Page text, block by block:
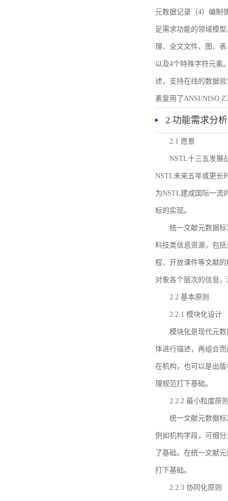
元数据记录（4）编制
足需求功能的领域模
理、全文文件、图、
以及4个特殊字符元素
述，支持在线的数据
素复用了ANSI/NISO
2 功能需求分析
2.1 愿景
NSTL十三五发展
NSTL未来五年或更长
为NSTL建成国际一流
标的实现。
统一文献元数据
科技类信息资源，包
程、开放课件等文献
对象各个层次的信息
2.2 基本原则
2.2.1 模块化设计
模块化是现代元
体进行描述，再组合
在机构，也可以是出
理规范打下基础。
2.2.2 最小粒度原
统一文献元数据
例如机构字段，可细
了基础。在统一文献
打下基础。
2.2.3 协同化原则